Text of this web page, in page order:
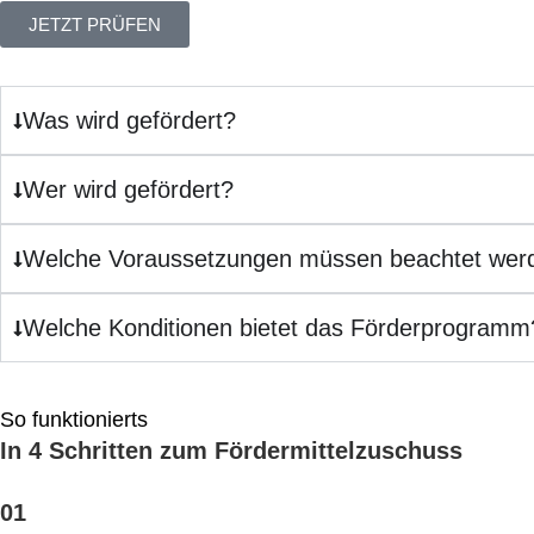
JETZT PRÜFEN
Was wird gefördert?
Wer wird gefördert?
Welche Voraussetzungen müssen beachtet
Welche Konditionen bietet das
So funktionierts
In 4 Schritten zum Fördermittelzuschuss
01